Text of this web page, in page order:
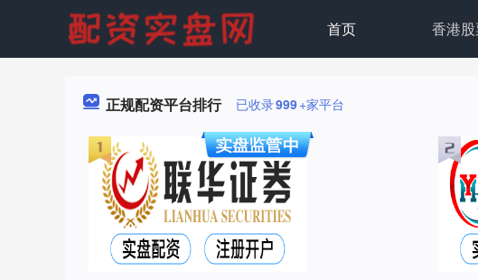
首页 香港
正规配资平台排行 已收录999+家平台